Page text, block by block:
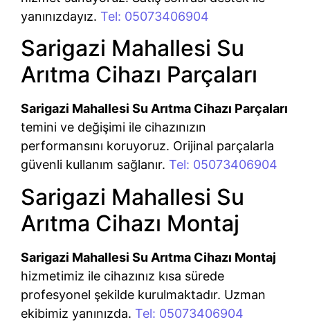
yanınızdayız. Tel: 05073406904
Sarigazi Mahallesi Su
Arıtma Cihazı Parçaları
Sarigazi Mahallesi Su Arıtma Cihazı Parçaları
temini ve değişimi ile cihazınızın
performansını koruyoruz. Orijinal parçalarla
güvenli kullanım sağlanır. Tel: 05073406904
Sarigazi Mahallesi Su
Arıtma Cihazı Montaj
Sarigazi Mahallesi Su Arıtma Cihazı Montaj
hizmetimiz ile cihazınız kısa sürede
profesyonel şekilde kurulmaktadır. Uzman
ekibimiz yanınızda. Tel: 05073406904